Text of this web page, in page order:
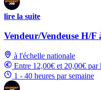
lire la suite
Vendeur/Vendeuse H/F
à l'échelle nationale
Entre 12,00€ et 20,00€ par
1 - 40 heures par semaine